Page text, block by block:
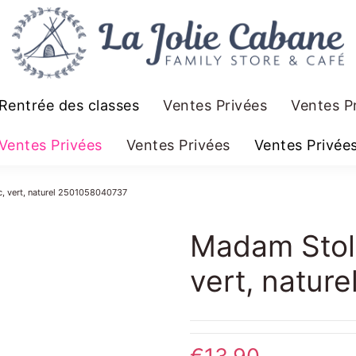
des classes Ventes Privées Ventes
Privées Ventes Privées Ventes
vert, naturel 2501058040737
Madam
vert,